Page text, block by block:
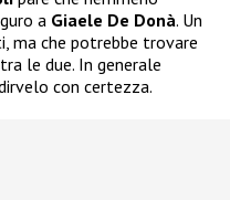
a Giaele De Donà. Un
ma che potrebbe trovare
le due. In generale
con certezza.